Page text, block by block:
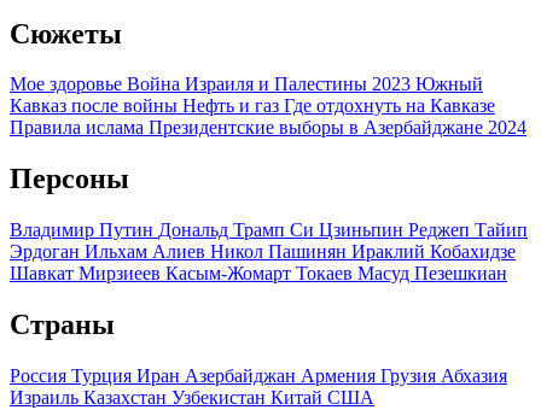
Сюжеты
Мое здоровье Война Израиля и Палестины 2023 Южный
Кавказ после войны Нефть и газ Где отдохнуть на Кавказе
Правила ислама Президентские выборы в Азербайджане 2024
Персоны
Владимир Путин Дональд Трамп Си Цзиньпин Реджеп Тайип
Эрдоган Ильхам Алиев Никол Пашинян Ираклий Кобахидзе
Шавкат Мирзиеев Касым-Жомарт Токаев Масуд Пезешкиан
Страны
Россия Турция Иран Азербайджан Армения Грузия Абхазия
Израиль Казахстан Узбекистан Китай США